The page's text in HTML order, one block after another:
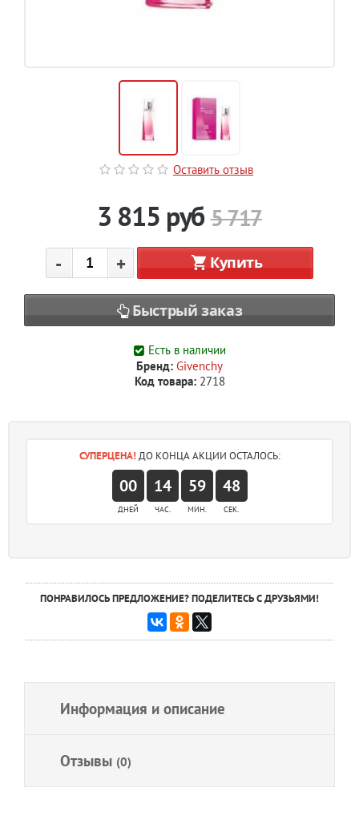
Оставить отзыв
3 815 руб 5 717
- + Купить
Быстрый заказ
Есть в наличии
Бренд: Givenchy
Код товара:2718
СУПЕРЦЕНА! ДО КОНЦА АКЦИИ ОСТАЛОСЬ:
00 14 59 48
ДНЕЙ ЧАС. МИН. СЕК.
ПОНРАВИЛОСЬ ПРЕДЛОЖЕНИЕ? ПОДЕЛИТЕСЬ С ДРУЗЬЯМИ!
Информация и описание
Отзывы (0)